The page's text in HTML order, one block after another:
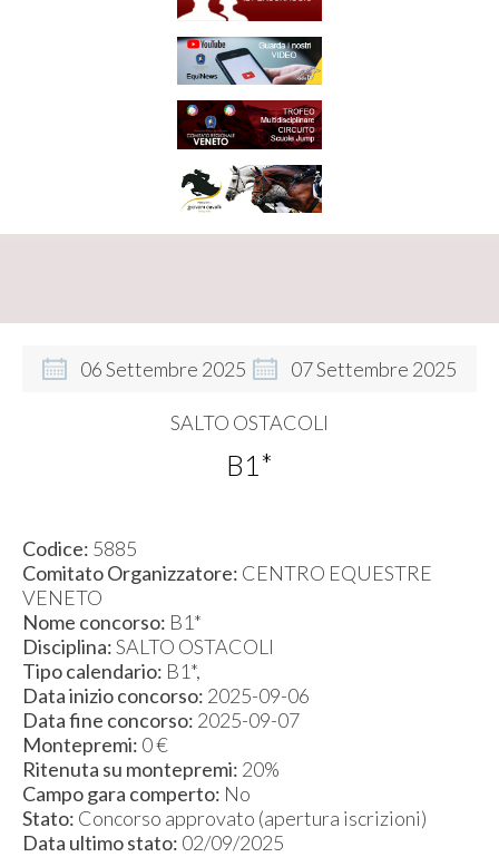
06Settembre 2025 07Settembre 2025
B1*
Codice: 5885
Comitato Organizzatore: CENTRO EQUESTRE
VENETO
Nome concorso: B1*
Disciplina:SALTO OSTACOLI
Tipo calendario: B1*,
Data inizio concorso: 2025-09-06
Data fine concorso: 2025-09-07
Montepremi: 0 €
Ritenuta su montepremi: 20%
Campo gara comperto: No
Stato: Concorso approvato (apertura iscrizioni)
Data ultimo stato: 02/09/2025
SALTO OSTACOLI